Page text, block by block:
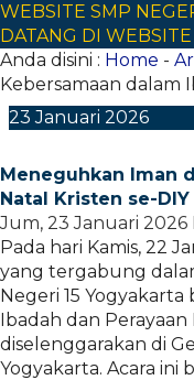
WEBSITE SMP
DATANG DI
Anda disini : Home -
Kebersamaan dalam
23 Januari 2026
Meneguhkan Iman
Natal Kristen se-DIY
Jum, 23 Januari 2026
Pada hari Kamis, 22
yang tergabung
Negeri 15
Ibadah dan
diselenggarakan di
Yogyakarta. Acara